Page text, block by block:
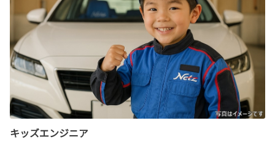
キッズエンジニア